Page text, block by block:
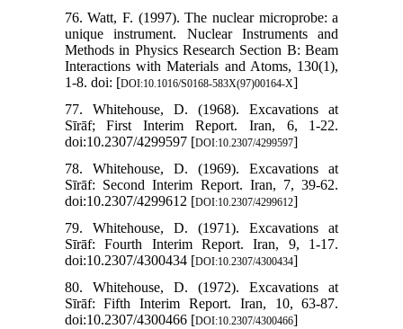
76. Watt, F. (1997). The nuclear microprobe: a
unique instrument. Nuclear Instruments and
Methods in Physics Research Section B: Beam
Interactions with Materials and Atoms, 130(1),
1-8. doi: [DOI:10.1016/S0168-583X(97)00164-X]
77. Whitehouse, D. (1968). Excavations at
Sīrāf; First Interim Report. Iran, 6, 1-22.
doi:10.2307/4299597 [DOI:10.2307/4299597]
78. Whitehouse, D. (1969). Excavations at
Sīrāf: Second Interim Report. Iran, 7, 39-62.
doi:10.2307/4299612 [DOI:10.2307/4299612]
79. Whitehouse, D. (1971). Excavations at
Sīrāf: Fourth Interim Report. Iran, 9, 1-17.
doi:10.2307/4300434 [DOI:10.2307/4300434]
80. Whitehouse, D. (1972). Excavations at
Sīrāf: Fifth Interim Report. Iran, 10, 63-87.
doi:10.2307/4300466 [DOI:10.2307/4300466]